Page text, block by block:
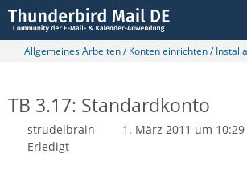
Allgemeines Arbeiten / Konten einrichten /
TB 3.17: Standardkonto
strudelbrain 1. März 2011 um 10:29
Erledigt